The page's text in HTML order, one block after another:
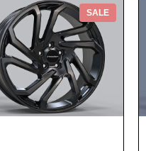
SALE